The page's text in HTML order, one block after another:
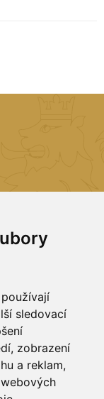
sledovací
zobrazení
a reklam,